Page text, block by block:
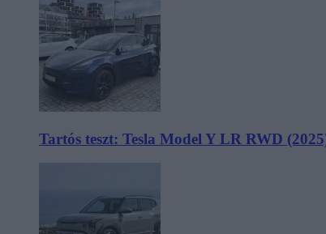
Tartós teszt: Tesla Model Y LR RWD